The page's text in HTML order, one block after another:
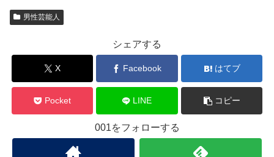
男性芸能人
シェアする
X Facebook はてブ
Pocket LINE コピー
001をフォローする